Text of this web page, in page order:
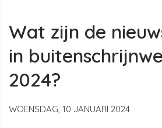
Wat zijn de
in
2024?
WOENSDAG, 10 JANUARI 2024